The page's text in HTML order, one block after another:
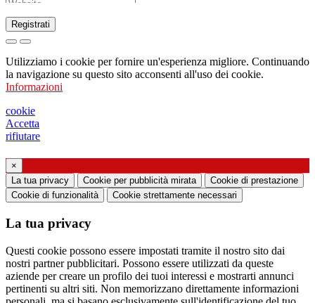
Richiesta di invio di catalogo
Richiesta di essere contattato da un vostro
funzionario di vendita
Richiesta di supporto o di progettazione
illuminotecnica
Richiesta di webinar o training formativo sui
prodotti Ghidini & Lucitalia
Manifestazione del consenso (art. 7 Regolamento
UE n. 2016/679)
Dichiaro di aver preso visione dell’informativa
al trattamento dei dati personali
Acconsento al trattamento dei miei dati
Registrati
Utilizziamo i cookie per fornire un'esperienza migliore. Continuando
la navigazione su questo sito acconsenti all'uso dei cookie.
Informazioni
cookie
Accetta
rifiutare
×
La tua privacy
Cookie per pubblicità mirata
Cookie di prestazione
Cookie di funzionalità
Cookie strettamente necessari
La tua privacy
Questi cookie possono essere impostati tramite il nostro sito dai
nostri partner pubblicitari. Possono essere utilizzati da queste
aziende per creare un profilo dei tuoi interessi e mostrarti annunci
pertinenti su altri siti. Non memorizzano direttamente informazioni